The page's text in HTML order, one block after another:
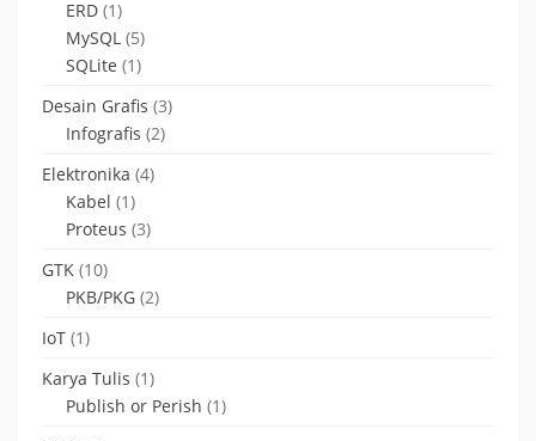
ERD (1)
MySQL (5)
SQLite (1)
Desain Grafis (3)
Infografis (2)
Elektronika (4)
Kabel (1)
Proteus (3)
GTK (10)
PKB/PKG (2)
IoT (1)
Karya Tulis (1)
Publish or Perish (1)